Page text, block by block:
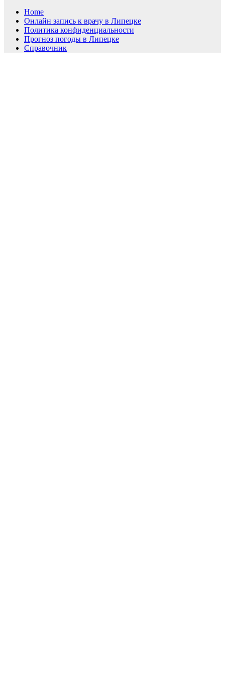
Home
Онлайн запись к врачу в Липецке
Политика конфиденциальности
Прогноз погоды в Липецке
Справочник